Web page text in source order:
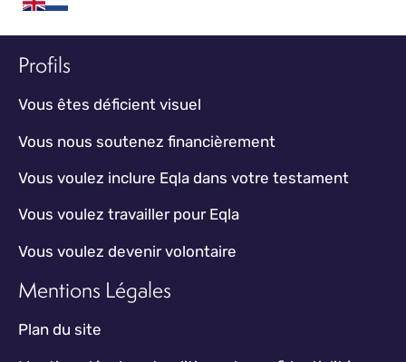
Profils
Vous êtes déficient visuel
Vous nous soutenez financièrement
Vous voulez inclure Eqla dans votre testament
Vous voulez travailler pour Eqla
Vous voulez devenir volontaire
Mentions Légales
Plan du site